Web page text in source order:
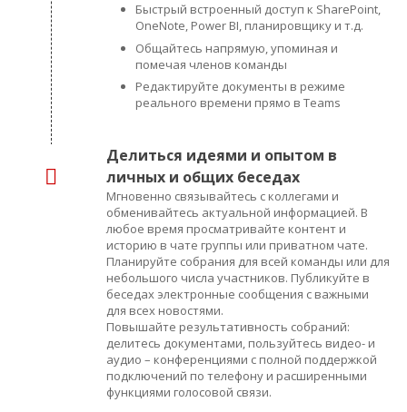
Быстрый встроенный доступ к SharePoint,
OneNote, Power BI, планировщику и т.д.
Общайтесь напрямую, упоминая и
помечая членов команды
Редактируйте документы в режиме
реального времени прямо в Teams
Делиться идеями и опытом в
личных и общих беседах
Мгновенно связывайтесь с коллегами и
обменивайтесь актуальной информацией. В
любое время просматривайте контент и
историю в чате группы или приватном чате.
Планируйте собрания для всей команды или для
небольшого числа участников. Публикуйте в
беседах электронные сообщения с важными
для всех новостями.
Повышайте результативность собраний:
делитесь документами, пользуйтесь видео- и
аудио – конференциями с полной поддержкой
подключений по телефону и расширенными
функциями голосовой связи.